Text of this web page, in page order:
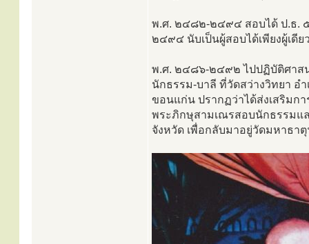
พ.ศ. ๒๔๘๒-๒๔๙๔ สอบได้ ป.ธ.
๒๔๙๔ นับเป็นผู้สอบได้เพียงผู้เดีย
พ.ศ. ๒๔๘๖-๒๔๙๒ ไปปฏิบัติศาส
นักธรรม-บาลี ที่วัดสว่างวิทยา อ
ขอนแก่น ปรากฏว่าได้ส่งเสริมก
พระภิกษุสามเณรสอบนักธรรมแ
จังหวัด เพื่อกลับมาอยู่วัดมหาธาตุ